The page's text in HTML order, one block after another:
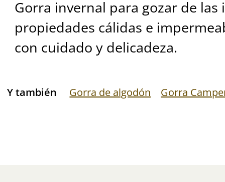
Gorra invernal para gozar de las
propiedades cálidas e
con cuidado y delicadeza.
Y también Gorra de algodón Gorra